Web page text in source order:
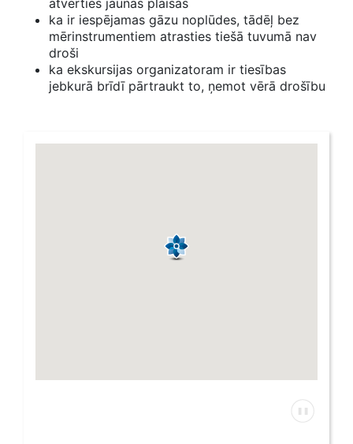
atvērties jaunas plaisas
ka ir iespējamas gāzu noplūdes, tādēļ bez
mērinstrumentiem atrasties tiešā tuvumā nav
droši
ka ekskursijas organizatoram ir tiesības
jebkurā brīdī pārtraukt to, ņemot vērā drošību